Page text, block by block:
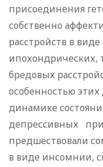
присоединения
собственно
расстройств в
ипохондрических,
бредовых
особенностью этих
динамике
депрессивных
предшествовали
в виде инсомнии,